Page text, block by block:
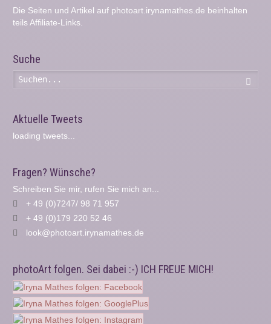
Die Seiten und Artikel auf photoart.irynamathes.de beinhalten
teils Affiliate-Links.
Suche
Aktuelle Tweets
loading tweets...
Fragen? Wünsche?
Schreiben Sie mir, rufen Sie mich an...
+ 49 (0)7247/ 98 71 957
+ 49 (0)179 220 52 46
look@photoart.irynamathes.de
photoArt folgen. Sei dabei :-) ICH FREUE MICH!